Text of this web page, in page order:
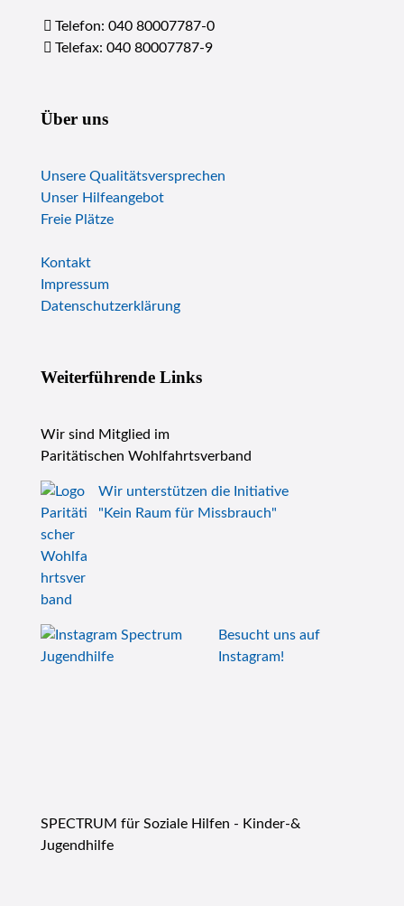
Telefon: 040 80007787-0
Telefax: 040 80007787-9
Über uns
Unsere Qualitätsversprechen
Unser Hilfeangebot
Freie Plätze
Kontakt
Impressum
Datenschutzerklärung
Weiterführende Links
Wir sind Mitglied im
Paritätischen Wohlfahrtsverband
Wir unterstützen die Initiative
"Kein Raum für Missbrauch"
Besucht uns auf
Instagram!
SPECTRUM für Soziale Hilfen - Kinder-&
Jugendhilfe